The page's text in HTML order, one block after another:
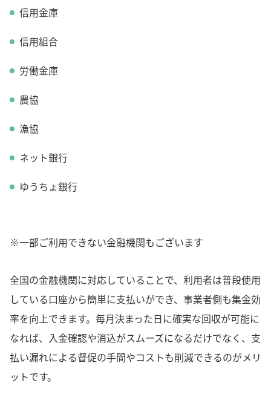
信用金庫
信用組合
労働金庫
農協
漁協
ネット銀行
ゆうちょ銀行
※一部ご利用できない金融機関もございます
全国の金融機関に対応していることで、利用者は普段使用
している口座から簡単に支払いができ、事業者側も集金効
率を向上できます。毎月決まった日に確実な回収が可能に
なれば、入金確認や消込がスムーズになるだけでなく、支
払い漏れによる督促の手間やコストも削減できるのがメリ
ットです。